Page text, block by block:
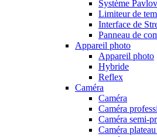
Système Pavlov
Limiteur de
Interface de
Panneau de
Appareil photo
Appareil photo
Hybride
Reflex
Caméra
Caméra
Caméra
Caméra semi-
Caméra